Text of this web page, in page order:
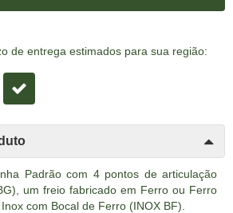
de entrega estimados para sua região:
Padrão com 4 pontos de articulação
um freio fabricado em Ferro ou Ferro
com Bocal de Ferro (INOX BF).